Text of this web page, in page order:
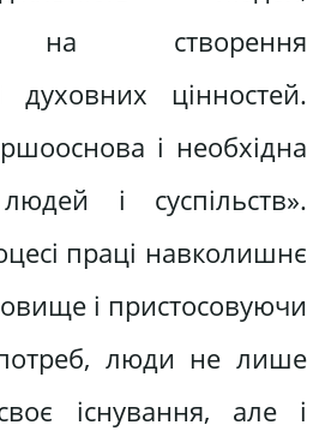
на створення
духовних цінностей.
і необхідна
і суспільств».
праці навколишнє
і пристосовуючи
люди не лише
існування, але і